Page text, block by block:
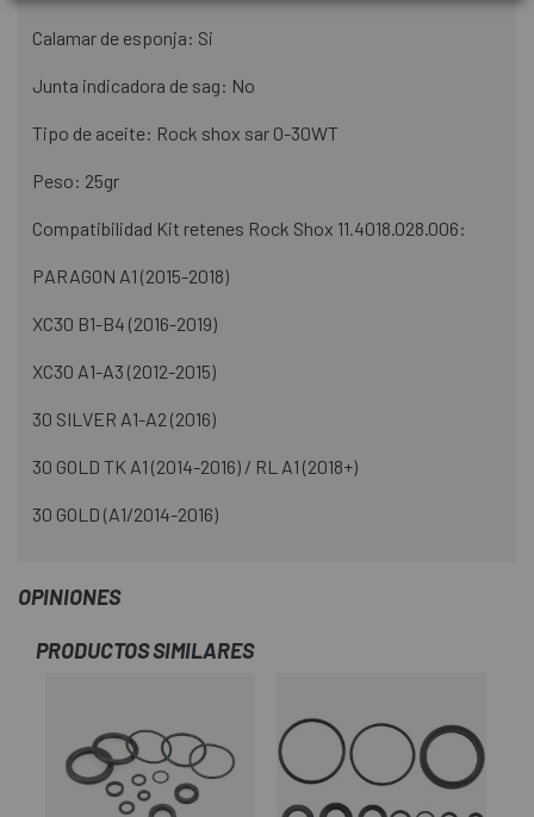
Calamar de esponja: Si
Junta indicadora de sag: No
Tipo de aceite: Rock shox sar 0-30WT
Peso: 25gr
Compatibilidad Kit retenes Rock Shox 11.4018.028.006:
PARAGON A1 (2015-2018)
XC30 B1-B4 (2016-2019)
XC30 A1-A3 (2012-2015)
30 SILVER A1-A2 (2016)
30 GOLD TK A1 (2014-2016) / RL A1 (2018+)
30 GOLD (A1/2014-2016)
OPINIONES
PRODUCTOS SIMILARES